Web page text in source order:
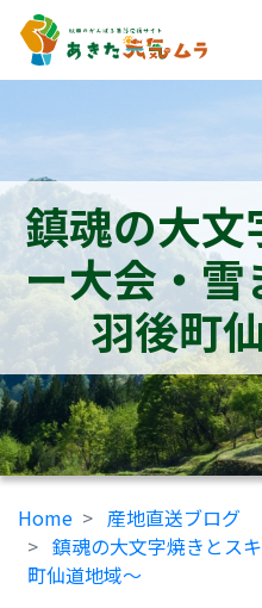
鎮魂の大文
ー大会・
羽後町
Home
産地直送ブログ
鎮魂の大文字焼きと
町仙道地域～